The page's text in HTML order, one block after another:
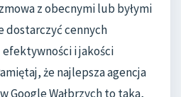
z obecnymi lub byłymi
dostarczyć cennych
i jakości
że najlepsza agencja
Google Wałbrzych to taka,